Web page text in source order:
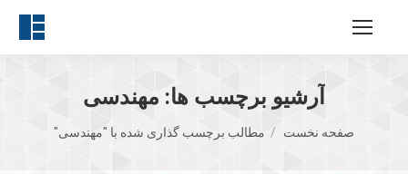
آرشیو برچسب ها: مهندسی
مکان شما:
صفحه نخست مطالب برچسب گذاری شده با "مهندسی"